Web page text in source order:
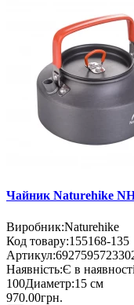
Чайник Naturehike
Виробник:Naturehike
Код товару:155168-135
Артикул:
Наявність:Є в наявності
100Диаметр:15 см
970.00грн.